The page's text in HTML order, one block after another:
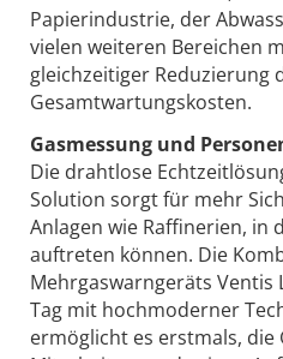
Papierindustrie, der
vielen weiteren Bereichen
gleichzeitiger Reduzierung
Gesamtwartungskosten.
Gasmessung und
Die drahtlose
Solution sorgt für mehr
Anlagen wie Raffinerien, in
auftreten können. Die
Mehrgaswarngeräts Ventis
Tag mit hochmoderner
ermöglicht es erstmals, die